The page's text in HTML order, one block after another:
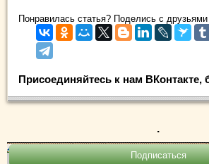
Понравилась статья? Поделись с
Присоединяйтесь к нам ВКонтакте,
.